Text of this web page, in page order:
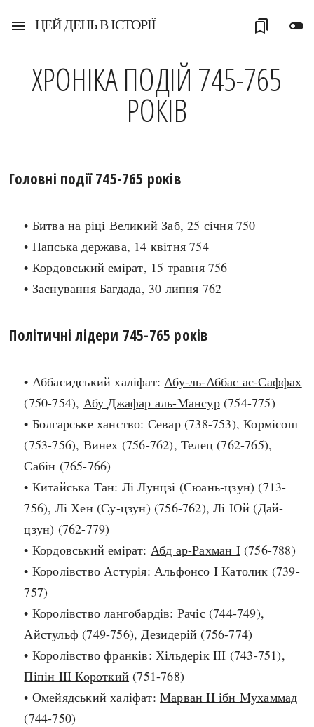
menu ЦЕЙ ДЕНЬ В ІСТОРІЇ toggle_off
bookmarks
СЬОГОДНІ
ЗАГОЛОВКИ
ПРАВИЛА ЖИТТЯ
ВИ (НЕ) ЗНАЛИ
ПОДКАСТИ
КРУГЛІ ДАТИ
КАРТИ
НОТА БЕНЕ
ІНФОГРАФІКА
ПРЯМА МОВА
Рубрики
Авіація і космонавтика
Архітектура і будівництво
Битви і війни
Україна
Козацька доба
Українська революція
Україна незалежна
ХРОНІКА ПОДІЙ 745-765
РОКІВ
Головні події 745-765 років
• Битва на ріці Великий Заб, 25 січня 750
• Папська держава, 14 квітня 754
• Кордовський емірат, 15 травня 756
• Заснування Багдада, 30 липня 762
Політичні лідери 745-765 років
• Аббасидський халіфат:Абу-ль-Аббас ас-Саффах
(750-754), Абу Джафар аль-Мансур(754-775)
• Болгарське ханство: Севар (738-753), Кормісош
(753-756), Винех (756-762), Телец (762-765),
Сабін (765-766)
• Китайська Тан: Лі Лунцзі (Сюань-цзун) (713-
756), Лі Хен (Су-цзун) (756-762), Лі Юй (Дай-
цзун) (762-779)
• Кордовський емірат: Абд ар-Рахман I(756-788)
• Королівство Астурія: Альфонсо I Католик (739-
757)
• Королівство лангобардів: Рачіс (744-749),
Айстульф (749-756), Дезидерій (756-774)
• Королівство франків: Хільдерік III (743-751),
Піпін III Короткий (751-768)
• Омейядський халіфат:Марван II ібн Мухаммад
(744-750)